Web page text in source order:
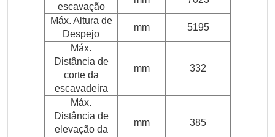
escavação
Máx. Altura de
Despejo
mm
5195
Máx.
Distância de
corte da
escavadeira
mm 332
Máx.
Distância de
elevação da
mm 385